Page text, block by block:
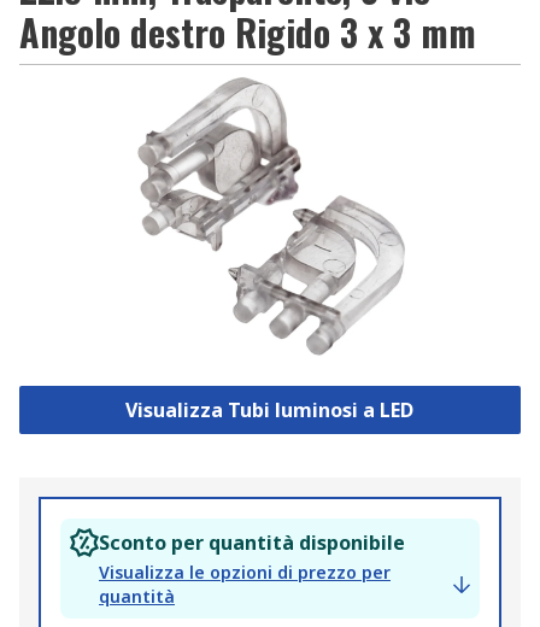
Angolo destro Rigido 3 x 3 mm
Visualizza Tubi luminosi a LED
Sconto per quantità disponibile
Visualizza le opzioni di prezzo per
quantità